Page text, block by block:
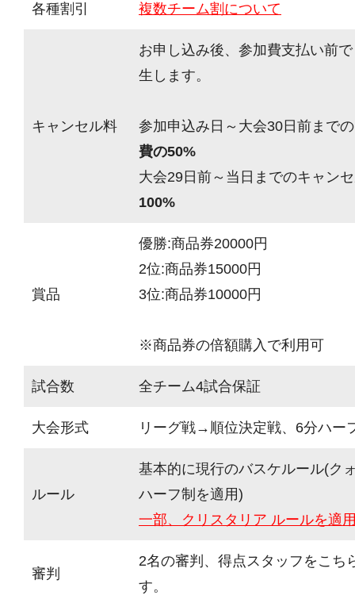
各種割引 複数チーム割について
キャンセル料
お申し込み後、参加費支払い前
生します。
参加申込み日～大会30日前まで
費の50%
大会29日前～当日までのキャン
100%
賞品
優勝:商品券20000円
2位:商品券15000円
3位:商品券10000円
※商品券の倍額購入で利用可
試合数 全チーム4試合保証
大会形式 リーグ戦→順位決定戦、6分ハー
ルール
基本的に現行のバスケルール(ク
ハーフ制を適用)
一部、クリスタリア ルールを適
審判
2名の審判、得点スタッフをこち
す。